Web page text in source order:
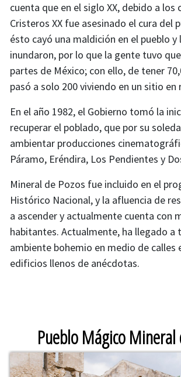
cuenta que en el siglo XX, debido a los
Cristeros XX fue asesinado el cura del
ésto cayó una maldición en el pueblo y
inundaron, por lo que la gente tuvo
partes de México; con ello, de tener
pasó a solo 200 viviendo en un sitio en
En el año 1982, el Gobierno tomó la
recuperar el poblado, que por su
ambientar producciones
Páramo, Eréndira, Los Pendientes y
Mineral de Pozos fue incluido en el
Histórico Nacional, y la afluencia de
a ascender y actualmente cuenta con
habitantes. Actualmente, ha llegado a
ambiente bohemio en medio de calles
edificios llenos de anécdotas.
Pueblo Mágico Mineral